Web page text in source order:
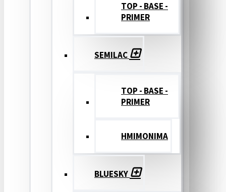
TOP - BASE -
PRIMER
SEMILAC
TOP - BASE -
PRIMER
ΗΜΙΜΟΝΙΜΑ
BLUESKY